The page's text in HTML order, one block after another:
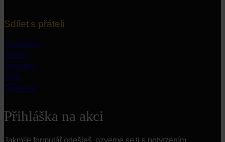
Sdílet s přáteli
Facebook
Twitter
Linkedin
Xing
Pinterest
Přihláška na akci
Jakmile formulář odešleš, ozveme se ti s potvrzením,